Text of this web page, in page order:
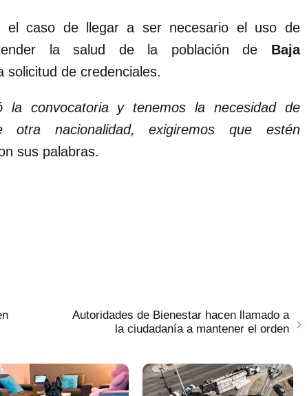
el caso de llegar a ser necesario el uso de
la salud de la población de Baja
solicitud de credenciales.
la convocatoria y tenemos la necesidad de
otra nacionalidad, exigiremos que estén
sus palabras.
Autoridades de Bienestar hacen llamado a
la ciudadanía a mantener el orden